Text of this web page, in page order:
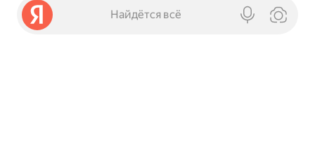
Найдётся всё